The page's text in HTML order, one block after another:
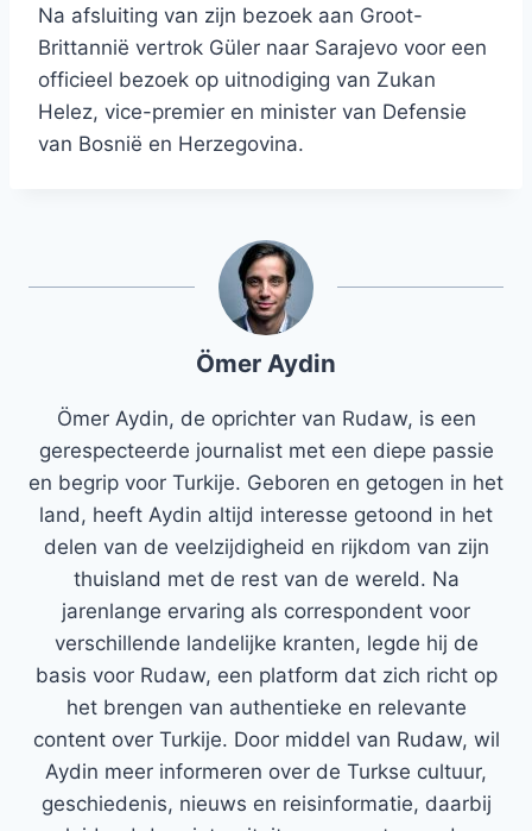
Na afsluiting van zijn bezoek aan Groot-
Brittannië vertrok Güler naar Sarajevo voor een
officieel bezoek op uitnodiging van Zukan
Helez, vice-premier en minister van Defensie
van Bosnië en Herzegovina.
Ömer Aydin
Ömer Aydin, de oprichter van Rudaw, is een
gerespecteerde journalist met een diepe passie
en begrip voor Turkije. Geboren en getogen in het
land, heeft Aydin altijd interesse getoond in het
delen van de veelzijdigheid en rijkdom van zijn
thuisland met de rest van de wereld. Na
jarenlange ervaring als correspondent voor
verschillende landelijke kranten, legde hij de
basis voor Rudaw, een platform dat zich richt op
het brengen van authentieke en relevante
content over Turkije. Door middel van Rudaw, wil
Aydin meer informeren over de Turkse cultuur,
geschiedenis, nieuws en reisinformatie, daarbij